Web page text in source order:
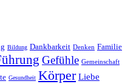
Bildung Dankbarkeit Denken Familie
Gefühle Gemeinschaft
Gesundheit Körper Liebe